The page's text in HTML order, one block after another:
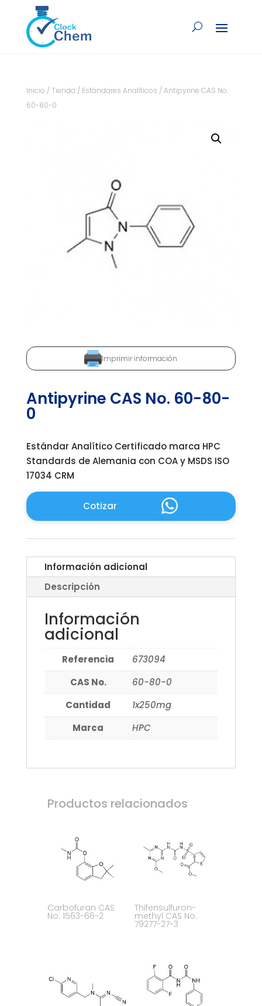
Inicio / Tienda / Estándares Analíticos / Antipyrine CAS No.
60-80-0
Imprimir información
Antipyrine CAS No. 60-80-
0
Estándar Analítico Certificado marca HPC
Standards de Alemania con COA y MSDS ISO
17034 CRM
Cotizar
Información adicional
Descripción
Información
adicional
Referencia
673094
CAS No.
60-80-0
Cantidad
1x250mg
Marca
HPC
Productos relacionados
Carbofuran CAS
No. 1563-66-2
Thifensulfuron-
methyl CAS No.
79277-27-3